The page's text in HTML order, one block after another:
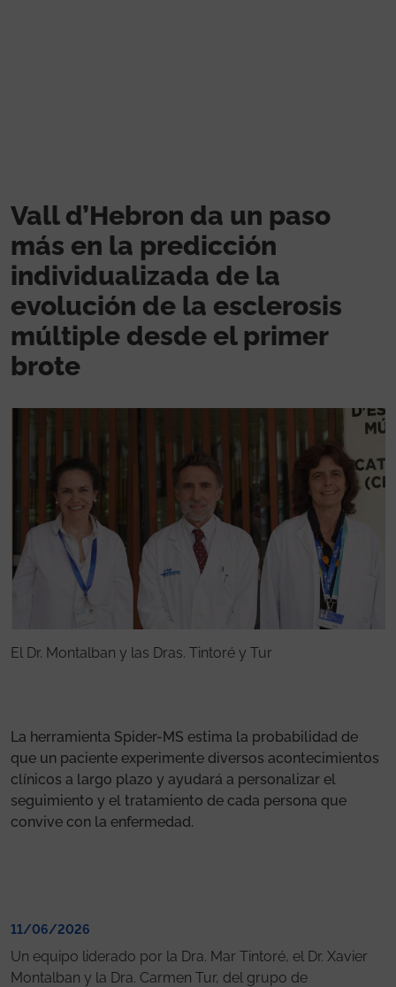
Vall d’Hebron da un paso
más en la predicción
individualizada de la
evolución de la esclerosis
múltiple desde el primer
brote
El Dr. Montalban y las Dras. Tintoré y Tur
La herramienta Spider-MS estima la probabilidad de
que un paciente experimente diversos acontecimientos
clínicos a largo plazo y ayudará a personalizar el
seguimiento y el tratamiento de cada persona que
convive con la enfermedad.
11/06/2026
Un equipo liderado por la Dra. Mar Tintoré, el Dr. Xavier
Montalban y la Dra. Carmen Tur, del grupo de